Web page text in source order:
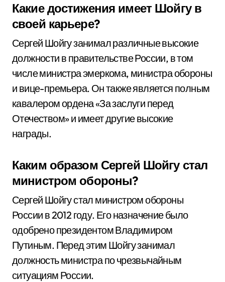
Какие достижения имеет Шойгу в
своей карьере?
Сергей Шойгу занимал различные высокие
должности в правительстве России, в том
числе министра эмеркома, министра обороны
и вице-премьера. Он также является полным
кавалером ордена «За заслуги перед
Отечеством» и имеет другие высокие
награды.
Каким образом Сергей Шойгу стал
министром обороны?
Сергей Шойгу стал министром обороны
России в 2012 году. Его назначение было
одобрено президентом Владимиром
Путиным. Перед этим Шойгу занимал
должность министра по чрезвычайным
ситуациям России.